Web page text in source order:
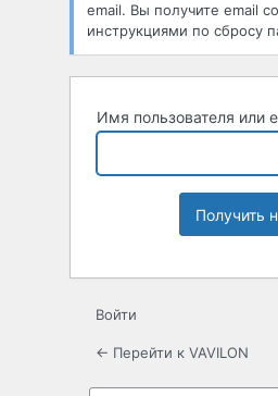
email. Вы получите email
инструкциями по сбросу
Имя пользователя или
Войти
← Перейти к VAVILON